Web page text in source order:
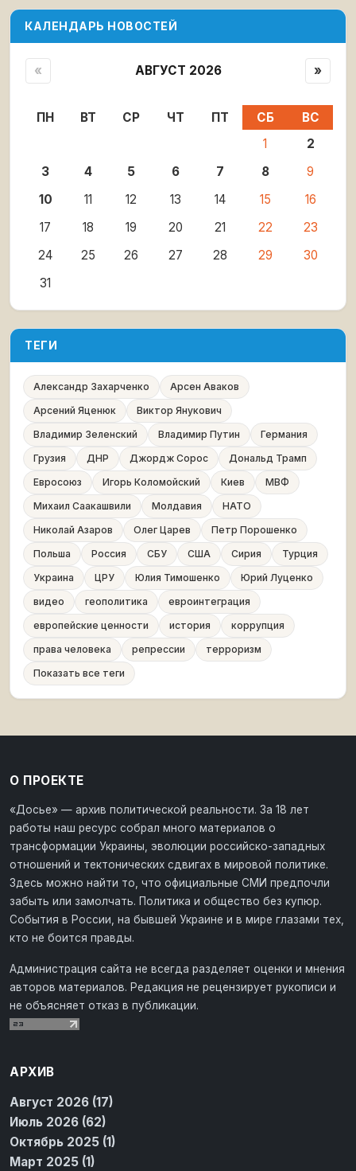
КАЛЕНДАРЬ НОВОСТЕЙ
« АВГУСТ 2026 »
ПН ВТ СР ЧТ ПТ СБ
ВС
1
2
3
4 5 6 7 8
9
10
11 12 13 14 15
16
17
18 19 20 21 22
23
24
25 26 27 28 29
30
31
ТЕГИ
Александр Захарченко
Арсен Аваков
Арсений Яценюк
Виктор Янукович
Владимир Зеленский
Владимир Путин
Германия
Грузия
ДНР Джордж Сорос
Дональд Трамп
Евросоюз
Игорь Коломойский Киев
МВФ
Михаил Саакашвили
Молдавия
НАТО
Николай Азаров
Олег Царев
Петр Порошенко
Польша
Россия СБУ США Сирия
Турция
Украина
ЦРУ Юлия Тимошенко
Юрий Луценко
видео
геополитика
евроинтеграция
европейские ценности
история
коррупция
права человека
репрессии
терроризм
Показать все теги
О ПРОЕКТЕ
«Досье» — архив политической реальности. За 18 лет
работы наш ресурс собрал много материалов о
трансформации Украины, эволюции российско-западных
отношений и тектонических сдвигах в мировой политике.
Здесь можно найти то, что официальные СМИ предпочли
забыть или замолчать. Политика и общество без купюр.
События в России, на бывшей Украине и в мире глазами тех,
кто не боится правды.
Администрация сайта не всегда разделяет оценки и мнения
авторов материалов. Редакция не рецензирует рукописи и
не объясняет отказ в публикации.
АРХИВ
Август 2026 (17)
Июль 2026 (62)
Октябрь 2025 (1)
Март 2025 (1)